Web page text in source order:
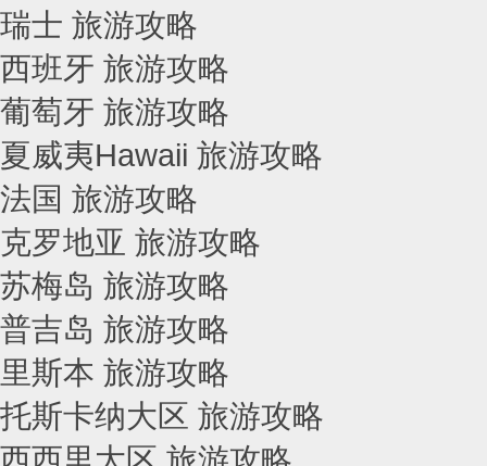
瑞士 旅游攻略
西班牙 旅游攻略
葡萄牙 旅游攻略
夏威夷Hawaii 旅游攻略
法国 旅游攻略
克罗地亚 旅游攻略
苏梅岛 旅游攻略
普吉岛 旅游攻略
里斯本 旅游攻略
托斯卡纳大区 旅游攻略